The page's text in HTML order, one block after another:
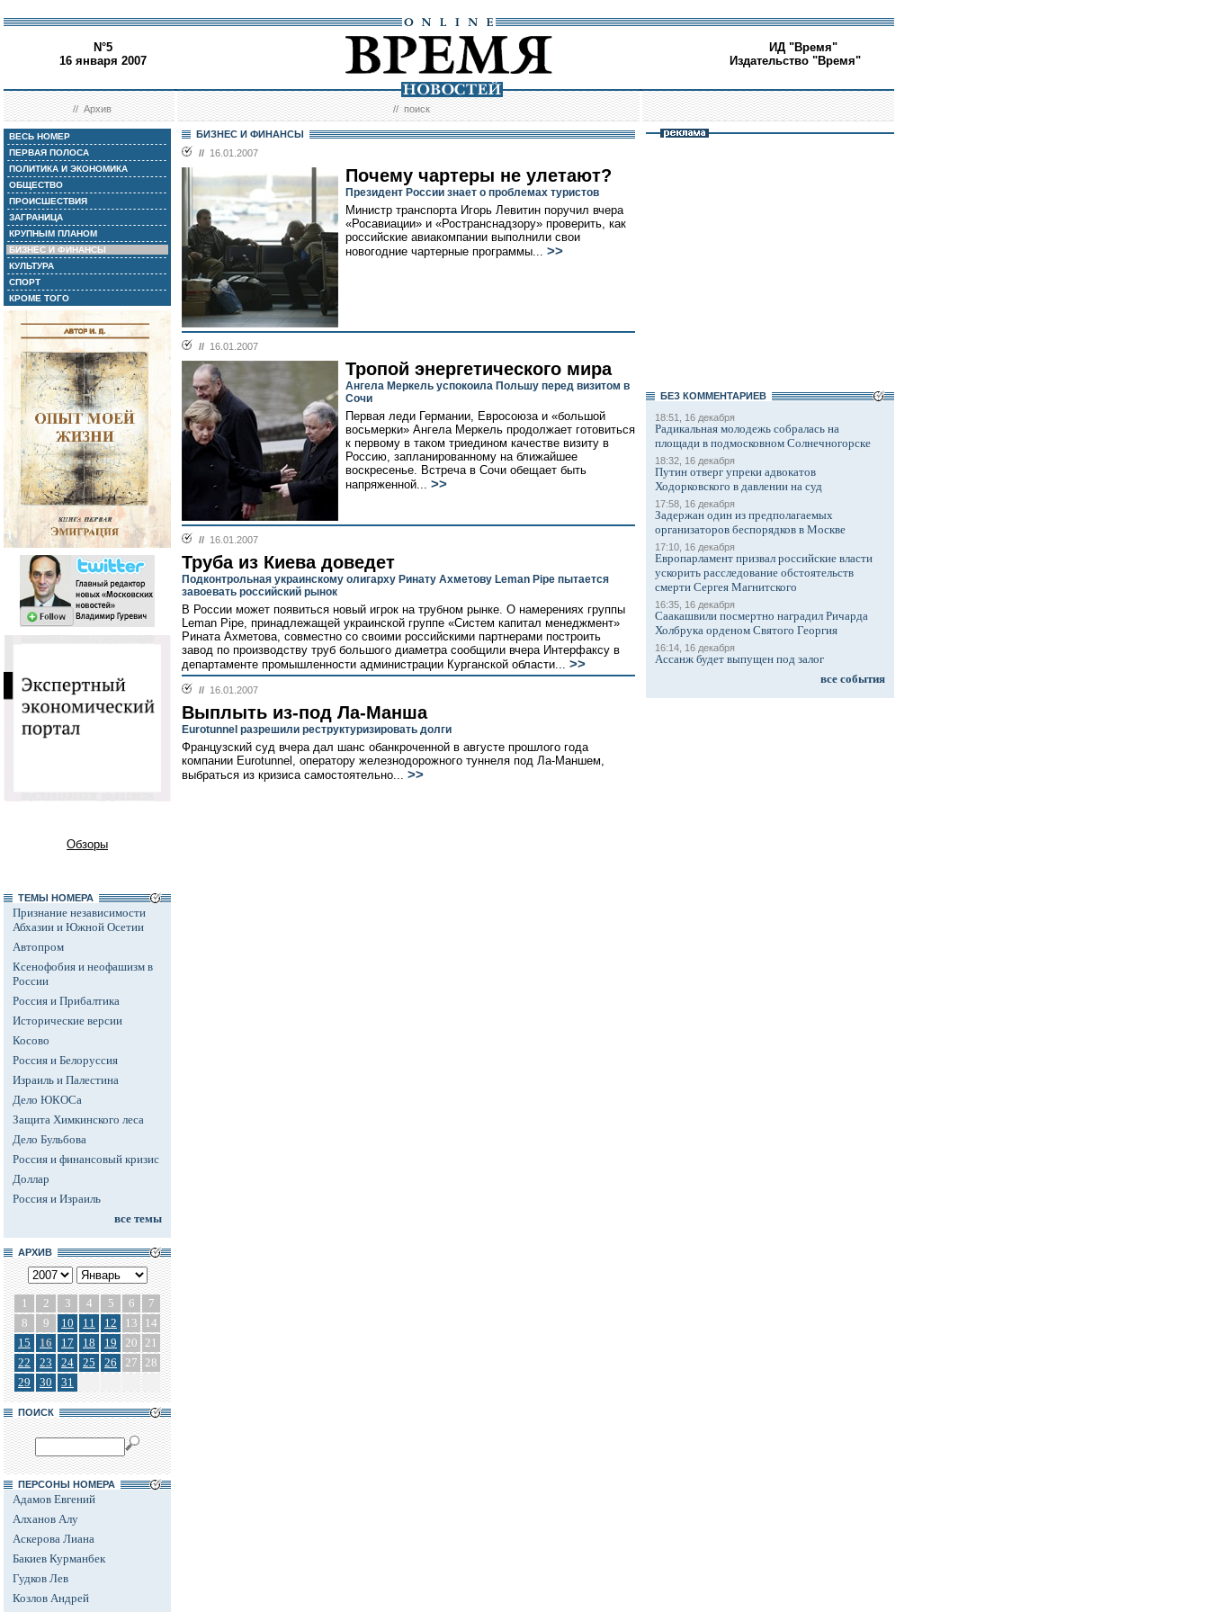
N°5
16 января 2007
ИД "Время"
Издательство "Время"
//Архив //поиск
ВЕСЬ НОМЕР
ПЕРВАЯ ПОЛОСА
ПОЛИТИКА И ЭКОНОМИКА
ОБЩЕСТВО
ПРОИСШЕСТВИЯ
ЗАГРАНИЦА
КРУПНЫМ ПЛАНОМ
БИЗНЕС И ФИНАНСЫ
КУЛЬТУРА
СПОРТ
КРОМЕ ТОГО
Обзоры
ТЕМЫ НОМЕРА
Признание независимости
Абхазии и Южной Осетии
Автопром
Ксенофобия и неофашизм в
России
Россия и Прибалтика
Исторические версии
Косово
Россия и Белоруссия
Израиль и Палестина
Дело ЮКОСа
Защита Химкинского леса
Дело Бульбова
Россия и финансовый кризис
Доллар
Россия и Израиль
все темы
АРХИВ
1 2 3 4 5 6
7
8
9 10 11 12 13
14
15
16 17 18 19 20 21
22
23 24 25 26 27 28
29
30 31
ПОИСК
ПЕРСОНЫ НОМЕРА
Адамов Евгений
Алханов Алу
Аскерова Лиана
Бакиев Курманбек
Гудков Лев
Козлов Андрей
БИЗНЕС И ФИНАНСЫ
// 16.01.2007
Почему чартеры не улетают?
Президент России знает о проблемах туристов
Министр транспорта Игорь Левитин поручил вчера
«Росавиации» и «Ространснадзору» проверить, как
российские авиакомпании выполнили свои
новогодние чартерные программы... >>
// 16.01.2007
Тропой энергетического мира
Ангела Меркель успокоила Польшу перед визитом в
Сочи
Первая леди Германии, Евросоюза и «большой
восьмерки» Ангела Меркель продолжает готовиться
к первому в таком триедином качестве визиту в
Россию, запланированному на ближайшее
воскресенье. Встреча в Сочи обещает быть
напряженной... >>
// 16.01.2007
Труба из Киева доведет
Подконтрольная украинскому олигарху Ринату Ахметову Leman Pipe пытается
завоевать российский рынок
В России может появиться новый игрок на трубном рынке. О намерениях группы
Leman Pipe, принадлежащей украинской группе «Систем капитал менеджмент»
Рината Ахметова, совместно со своими российскими партнерами построить
завод по производству труб большого диаметра сообщили вчера Интерфаксу в
департаменте промышленности администрации Курганской области... >>
// 16.01.2007
Выплыть из-под Ла-Манша
Eurotunnel разрешили реструктуризировать долги
Французский суд вчера дал шанс обанкроченной в августе прошлого года
компании Eurotunnel, оператору железнодорожного туннеля под Ла-Маншем,
выбраться из кризиса самостоятельно... >>
БЕЗ КОМMЕНТАРИЕВ
18:51, 16 декабря
Радикальная молодежь собралась на
площади в подмосковном Солнечногорске
18:32, 16 декабря
Путин отверг упреки адвокатов
Ходорковского в давлении на суд
17:58, 16 декабря
Задержан один из предполагаемых
организаторов беспорядков в Москве
17:10, 16 декабря
Европарламент призвал российские власти
ускорить расследование обстоятельств
смерти Сергея Магнитского
16:35, 16 декабря
Саакашвили посмертно наградил Ричарда
Холбрука орденом Святого Георгия
16:14, 16 декабря
Ассанж будет выпущен под залог
все события